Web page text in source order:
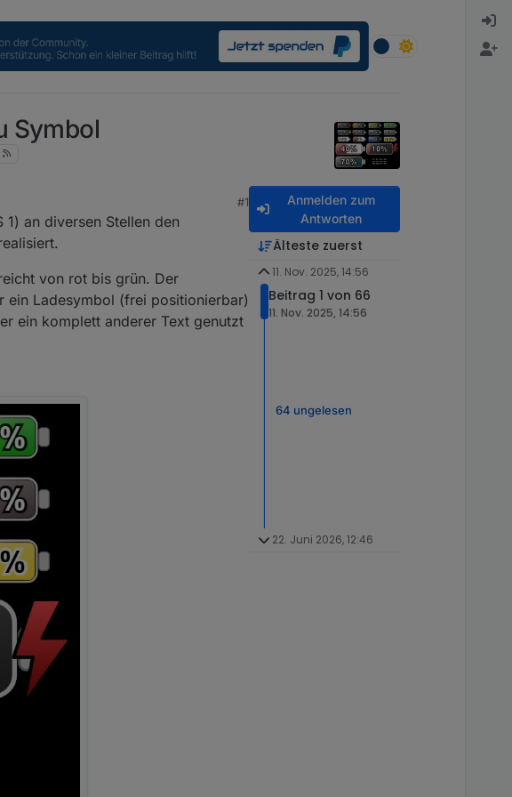
Symbol
#1
an diversen Stellen den
von rot bis grün. Der
ein Ladesymbol (frei positionierbar)
ein komplett anderer Text genutzt
Anmelden zum
Antworten
Älteste zuerst
11. Nov. 2025, 14:56
Beitrag 1 von 66
11. Nov. 2025, 14:56
64 ungelesen
22. Juni 2026, 12:46